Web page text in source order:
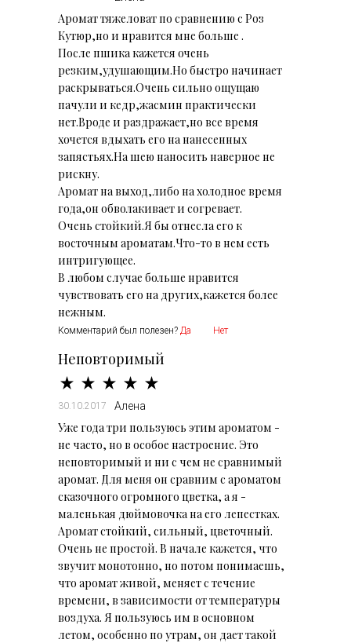
Аромат тяжеловат по сравнению с Роз
Кутюр,но и нравится мне больше .
После пшика кажется очень
резким,удушающим.Но быстро начинает
раскрываться.Очень сильно ощущаю
пачули и кедр,жасмин практически
нет.Вроде и раздражает,но все время
хочется вдыхать его на нанесенных
запястьях.На шею наносить наверное не
рискну.
Аромат на выход,либо на холодное время
года,он обволакивает и согревает.
Очень стойкий.Я бы отнесла его к
восточным ароматам.Что-то в нем есть
интригующее.
В любом случае больше нравится
чувствовать его на других,кажется более
нежным.
Комментарий был полезен? Да Нет
Неповторимый
30.10.2017 Алена
Уже года три пользуюсь этим ароматом -
не часто, но в особое настроение. Это
неповторимый и ни с чем не сравнимый
аромат. Для меня он сравним с ароматом
сказочного огромного цветка, а я -
маленькая дюймовочка на его лепестках.
Аромат стойкий, сильный, цветочный.
Очень не простой. В начале кажется, что
звучит монотонно, но потом понимаешь,
что аромат живой, меняет с течение
времени, в зависимости от температуры
воздуха. Я пользуюсь им в основном
летом, особенно по утрам, он дает такой